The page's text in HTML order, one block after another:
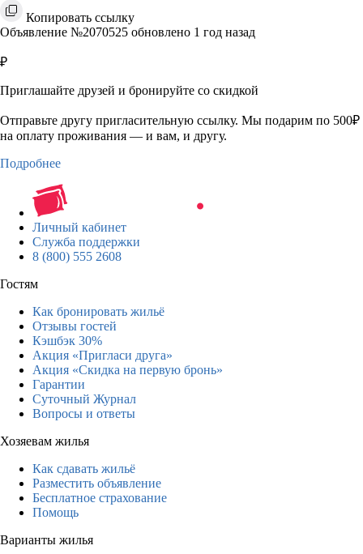
Копировать ссылку
Объявление №2070525 обновлено 1 год назад
₽
Приглашайте друзей и бронируйте со скидкой
Отправьте другу пригласительную ссылку. Мы подарим по 500₽
на оплату проживания — и вам, и другу.
Подробнее
Личный кабинет
Служба поддержки
8 (800) 555 2608
Гостям
Как бронировать жильё
Отзывы гостей
Кэшбэк 30%
Акция «Пригласи друга»
Акция «Скидка на первую бронь»
Гарантии
Суточный Журнал
Вопросы и ответы
Хозяевам жилья
Как сдавать жильё
Разместить объявление
Бесплатное страхование
Помощь
Варианты жилья